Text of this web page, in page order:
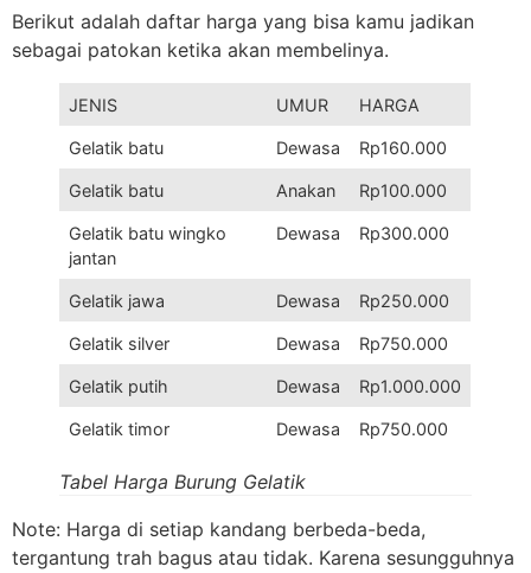
Berikut adalah daftar harga yang bisa kamu jadikan
sebagai patokan ketika akan membelinya.
JENIS UMUR HARGA
Gelatik batu Dewasa Rp160.000
Gelatik batu Anakan Rp100.000
Gelatik batu wingko
jantan
Dewasa Rp300.000
Gelatik jawa Dewasa Rp250.000
Gelatik silver Dewasa Rp750.000
Gelatik putih Dewasa Rp1.000.000
Gelatik timor Dewasa Rp750.000
Tabel Harga Burung Gelatik
Note: Harga di setiap kandang berbeda-beda,
tergantung trah bagus atau tidak. Karena sesungguhnya